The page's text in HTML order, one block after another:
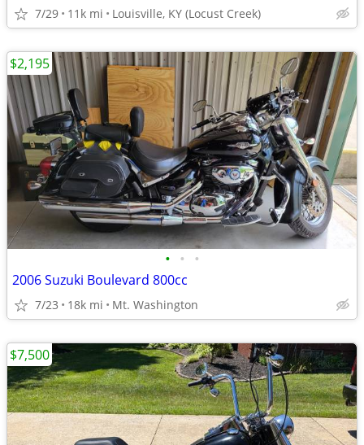
7/29 11k mi Louisville, KY (Locust Creek)
• • •
2006 Suzuki Boulevard 800cc
7/23 18k mi Mt. Washington
$2,195
$7,500